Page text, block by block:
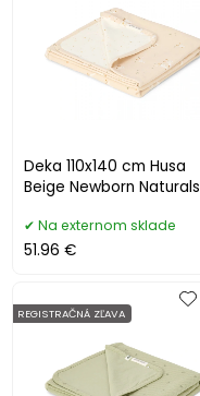
Deka 110x140 cm Husa
Beige Newborn Naturals
Na externom sklade
51.96 €
REGISTRAČNÁ ZĽAVA